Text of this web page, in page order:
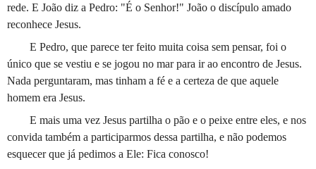
rede. E João diz a Pedro: "É o Senhor!" João o discípulo amado
reconhece Jesus.
E Pedro, que parece ter feito muita coisa sem pensar, foi o
único que se vestiu e se jogou no mar para ir ao encontro de Jesus.
Nada perguntaram, mas tinham a fé e a certeza de que aquele
homem era Jesus.
E mais uma vez Jesus partilha o pão e o peixe entre eles, e nos
convida também a participarmos dessa partilha, e não podemos
esquecer que já pedimos a Ele: Fica conosco!